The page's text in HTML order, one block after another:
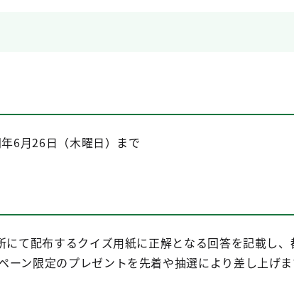
6月26日（木曜日）まで
て配布するクイズ用紙に正解となる回答を記載し
ン限定のプレゼントを先着や抽選により差し上げま